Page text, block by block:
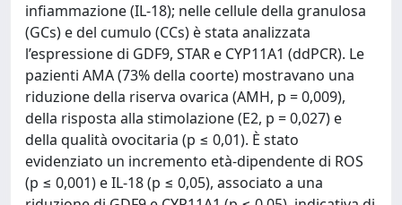
infiammazione (IL-18); nelle cellule della granulosa
(GCs) e del cumulo (CCs) è stata analizzata
l’espressione di GDF9, STAR e CYP11A1 (ddPCR). Le
pazienti AMA (73% della coorte) mostravano una
riduzione della riserva ovarica (AMH, p = 0,009),
della risposta alla stimolazione (E2, p = 0,027) e
della qualità ovocitaria (p ≤ 0,01). È stato
evidenziato un incremento età-dipendente di ROS
(p ≤ 0,001) e IL-18 (p ≤ 0,05), associato a una